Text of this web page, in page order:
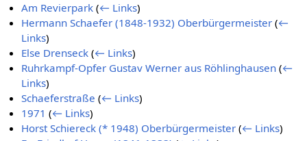
Am Revierpark (← Links)
Hermann Schaefer (1848-1932) Oberbürgermeister (←
Links)
Else Drenseck (← Links)
Ruhrkampf-Opfer Gustav Werner aus Röhlinghausen (←
Links)
Schaeferstraße (← Links)
1971 (← Links)
Horst Schiereck (* 1948) Oberbürgermeister (← Links)